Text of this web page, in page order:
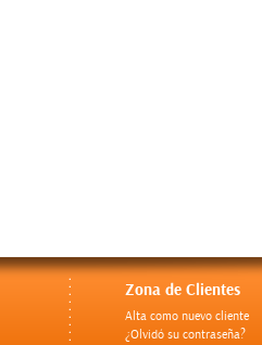
Zona de Clientes
Alta como nuevo cliente
¿Olvidó su contraseña?